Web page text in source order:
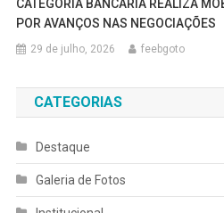
CATEGORIA BANCÁRIA REALIZA
POR AVANÇOS NAS NEGOCIAÇÕES
29 de julho, 2026 feebgoto
CATEGORIAS
Destaque
Galeria de Fotos